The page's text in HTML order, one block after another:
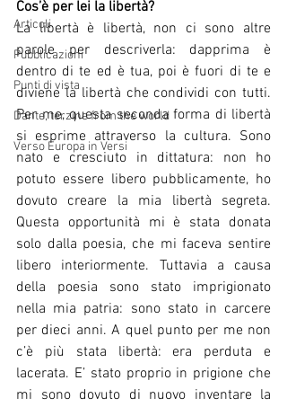
Articoli
Pubblicazioni
Punti di vista
Dante, terzine from the world
Verso Europa in Versi
Cos’è per lei la libertà?
La libertà è libertà, non ci sono altre
parole per descriverla: dapprima è
dentro di te ed è tua, poi è fuori di te e
diviene la libertà che condividi con tutti.
Per me, questa seconda forma di libertà
si esprime attraverso la cultura. Sono
nato e cresciuto in dittatura: non ho
potuto essere libero pubblicamente, ho
dovuto creare la mia libertà segreta.
Questa opportunità mi è stata donata
solo dalla poesia, che mi faceva sentire
libero interiormente. Tuttavia a causa
della poesia sono stato imprigionato
nella mia patria: sono stato in carcere
per dieci anni. A quel punto per me non
c’è più stata libertà: era perduta e
lacerata. E’ stato proprio in prigione che
mi sono dovuto di nuovo inventare la